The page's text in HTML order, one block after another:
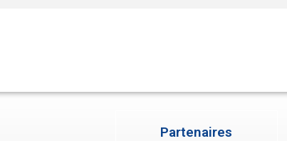
Partenaires